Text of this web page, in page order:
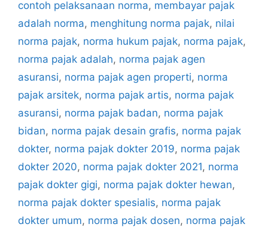
contoh pelaksanaan norma, membayar pajak
adalah norma, menghitung norma pajak, nilai
norma pajak, norma hukum pajak, norma pajak,
norma pajak adalah, norma pajak agen
asuransi, norma pajak agen properti, norma
pajak arsitek, norma pajak artis, norma pajak
asuransi, norma pajak badan, norma pajak
bidan, norma pajak desain grafis, norma pajak
dokter, norma pajak dokter 2019, norma pajak
dokter 2020, norma pajak dokter 2021, norma
pajak dokter gigi, norma pajak dokter hewan,
norma pajak dokter spesialis, norma pajak
dokter umum, norma pajak dosen, norma pajak